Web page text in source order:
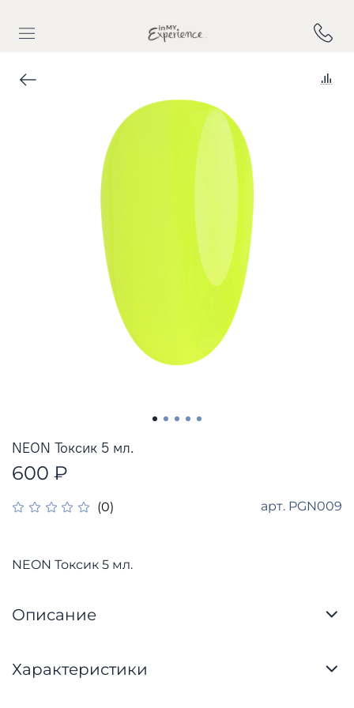
(0) арт. PGN009
NEON Токсик 5 мл.
600 ₽
NEON Токсик 5 мл.
Описание
Характеристики